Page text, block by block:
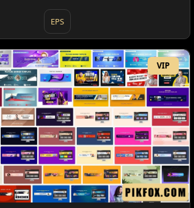
EPS
VIP